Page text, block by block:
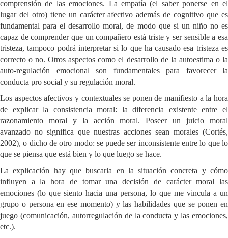
comprensión de las emociones. La empatía (el saber ponerse en el
lugar del otro) tiene un carácter afectivo además de cognitivo que es
fundamental para el desarrollo moral, de modo que si un niño no es
capaz de comprender que un compañero está triste y ser sensible a esa
tristeza, tampoco podrá interpretar si lo que ha causado esa tristeza es
correcto o no. Otros aspectos como el desarrollo de la autoestima o la
auto-regulación emocional son fundamentales para favorecer la
conducta pro social y su regulación moral.
Los aspectos afectivos y contextuales se ponen de manifiesto a la hora
de explicar la consistencia moral: la diferencia existente entre el
razonamiento moral y la acción moral. Poseer un juicio moral
avanzado no significa que nuestras acciones sean morales (Cortés,
2002), o dicho de otro modo: se puede ser inconsistente entre lo que lo
que se piensa que está bien y lo que luego se hace.
La explicación hay que buscarla en la situación concreta y cómo
influyen a la hora de tomar una decisión de carácter moral las
emociones (lo que siento hacia una persona, lo que me vincula a un
grupo o persona en ese momento) y las habilidades que se ponen en
juego (comunicación, autorregulación de la conducta y las emociones,
etc.).